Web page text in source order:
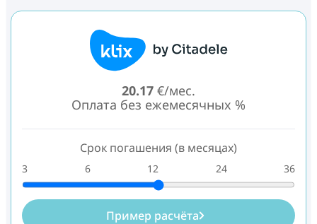
20.17 €/мес.
Оплата без ежемесячных %
Срок погашения (в месяцах)
3 6 12 24 36
Пример расчёта